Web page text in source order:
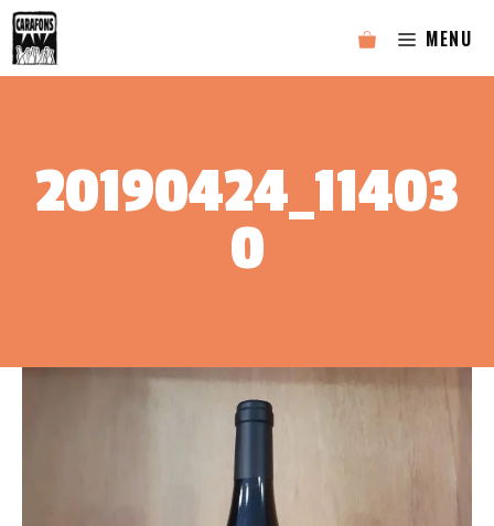
Aller
au
contenu
MENU
20190424_11403
0